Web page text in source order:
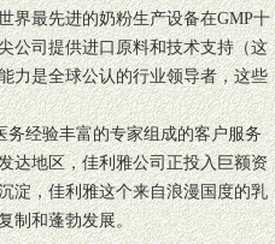
界最先进的奶粉生产设备在GMP十
公司提供进口原料和技术支持（这
力是全球公认的行业领导者，这些
经验丰富的专家组成的客户服务
达地区，佳利雅公司正投入巨额资
淀，佳利雅这个来自浪漫国度的乳
制和蓬勃发展。